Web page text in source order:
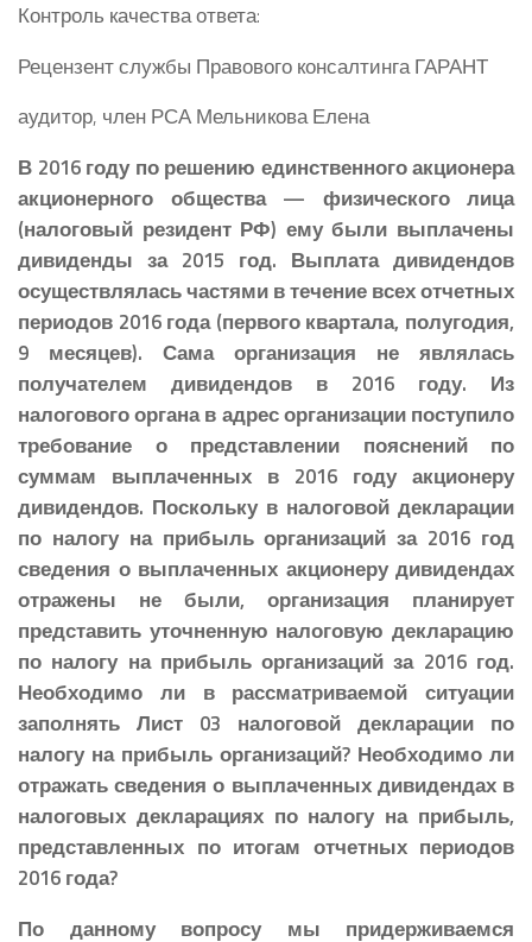
Контроль качества ответа:
Рецензент службы Правового консалтинга ГАРАНТ
аудитор, член РСА Мельникова Елена
В 2016 году по решению единственного акционера
акционерного общества — физического лица
(налоговый резидент РФ) ему были выплачены
дивиденды за 2015 год. Выплата дивидендов
осуществлялась частями в течение всех отчетных
периодов 2016 года (первого квартала, полугодия,
9 месяцев). Сама организация не являлась
получателем дивидендов в 2016 году. Из
налогового органа в адрес организации поступило
требование о представлении пояснений по
суммам выплаченных в 2016 году акционеру
дивидендов. Поскольку в налоговой декларации
по налогу на прибыль организаций за 2016 год
сведения о выплаченных акционеру дивидендах
отражены не были, организация планирует
представить уточненную налоговую декларацию
по налогу на прибыль организаций за 2016 год.
Необходимо ли в рассматриваемой ситуации
заполнять Лист 03 налоговой декларации по
налогу на прибыль организаций? Необходимо ли
отражать сведения о выплаченных дивидендах в
налоговых декларациях по налогу на прибыль,
представленных по итогам отчетных периодов
2016 года?
По данному вопросу мы придерживаемся